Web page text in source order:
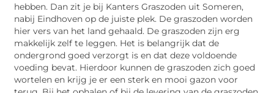
hebben. Dan zit je bij Kanters Graszoden uit Someren,
nabij Eindhoven op de juiste plek. De graszoden worden
hier vers van het land gehaald. De graszoden zijn erg
makkelijk zelf te leggen. Het is belangrijk dat de
ondergrond goed verzorgt is en dat deze voldoende
voeding bevat. Hierdoor kunnen de graszoden zich goed
wortelen en krijg je er een sterk en mooi gazon voor